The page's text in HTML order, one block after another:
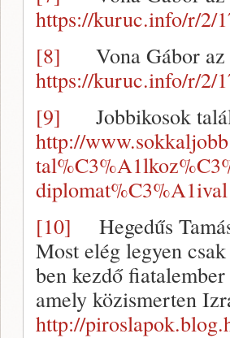
https://kuruc.info/r/2/
[8] Vona Gábor az
https://kuruc.info/r/2/
[9] Jobbikosok
http://
diplomat%C3%A1ival
[10] Hegedűs
Most elég legyen
ben kezdő
amely közismerten
http://